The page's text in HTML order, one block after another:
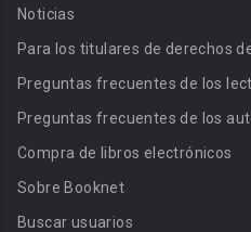
Noticias
Para los titulares de derechos
Preguntas frecuentes de los
Preguntas frecuentes de los
Compra de libros electrónicos
Sobre Booknet
Buscar usuarios